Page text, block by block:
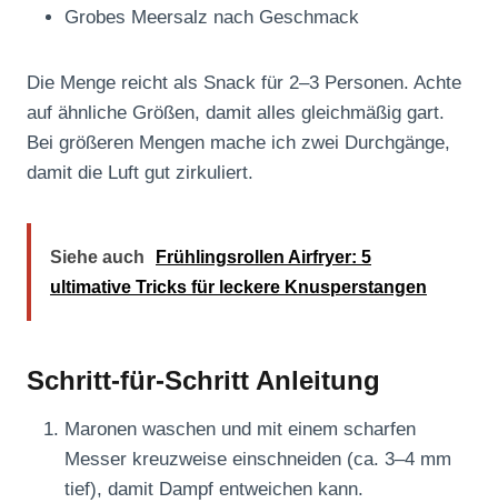
Grobes Meersalz nach Geschmack
Die Menge reicht als Snack für 2–3 Personen. Achte
auf ähnliche Größen, damit alles gleichmäßig gart.
Bei größeren Mengen mache ich zwei Durchgänge,
damit die Luft gut zirkuliert.
Siehe auch
Frühlingsrollen Airfryer: 5
ultimative Tricks für leckere Knusperstangen
Schritt-für-Schritt Anleitung
Maronen waschen und mit einem scharfen
Messer kreuzweise einschneiden (ca. 3–4 mm
tief), damit Dampf entweichen kann.